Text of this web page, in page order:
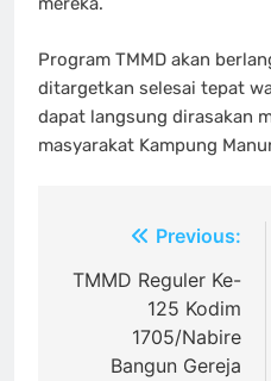
Program TMMD akan
ditargetkan selesai tepat
dapat langsung dirasakan
masyarakat Kampung
Navigasi
pos
Previous:
TMMD Reguler Ke-
125 Kodim
1705/Nabire
Bangun Gereja